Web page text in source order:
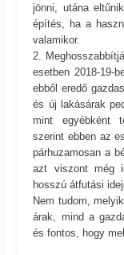
jönni, utána
építés, ha a
valamikor.
2.
esetben 2018-19-
ebből eredő
és új lakásárak
mint egyébként
szerint ebben az
párhuzamosan a
azt viszont még
hosszú átfutási
Nem tudom,
árak, mind a
és fontos, hogy